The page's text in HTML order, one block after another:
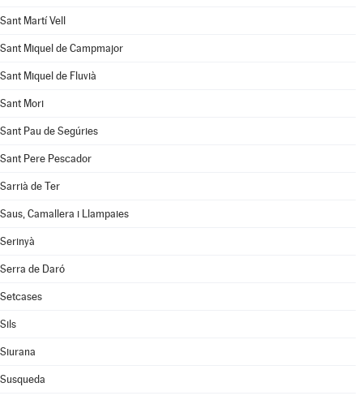
Sant Martí Vell
Sant Miquel de Campmajor
Sant Miquel de Fluvià
Sant Mori
Sant Pau de Segúries
Sant Pere Pescador
Sarrià de Ter
Saus, Camallera i Llampaies
Serinyà
Serra de Daró
Setcases
Sils
Siurana
Susqueda